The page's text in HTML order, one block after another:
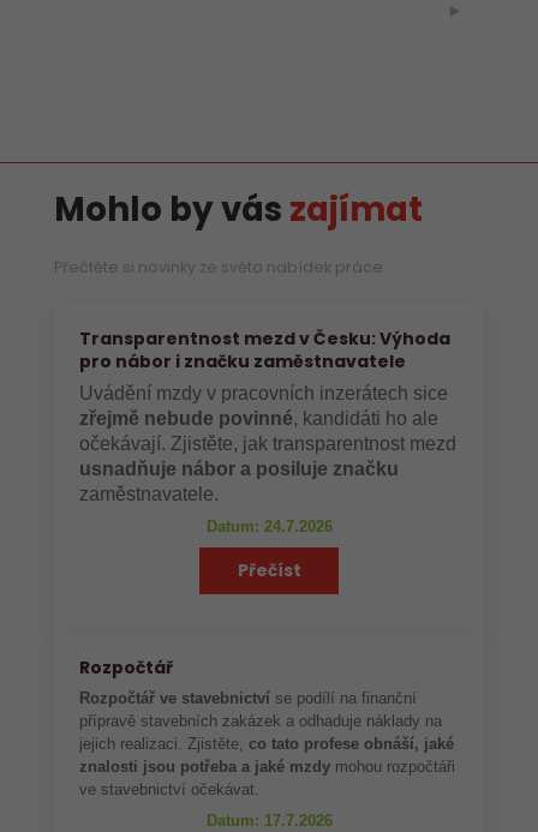
⯈
Mohlo by vás zajímat
Přečtěte si novinky ze světa nabídek práce
Transparentnost mezd v Česku: Výhoda
pro nábor i značku zaměstnavatele
Uvádění mzdy v pracovních inzerátech sice
zřejmě nebude povinné, kandidáti ho ale
očekávají. Zjistěte, jak transparentnost mezd
usnadňuje nábor a posiluje značku
zaměstnavatele.
Datum: 24.7.2026
Přečíst
Rozpočtář
Rozpočtář ve stavebnictví se podílí na finanční
přípravě stavebních zakázek a odhaduje náklady na
jejich realizaci. Zjistěte,co tato profese obnáší, jaké
znalosti jsou potřeba a jaké mzdy mohou rozpočtáři
ve stavebnictví očekávat.
Datum: 17.7.2026